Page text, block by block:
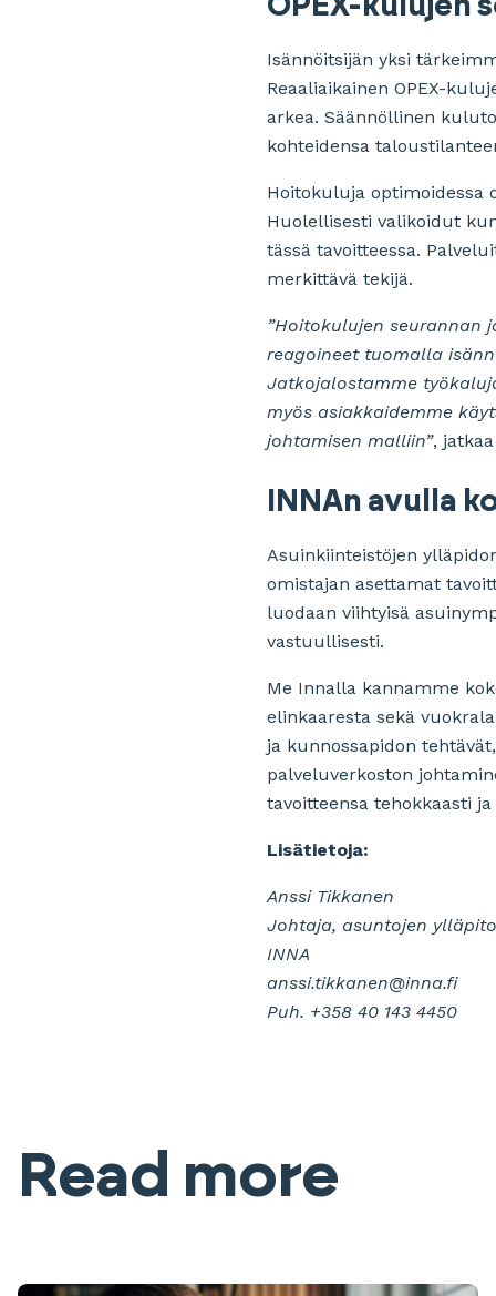
OPEX-kulujen
Isännöitsijän yksi
Reaaliaikainen OPEX-
arkea. Säännöllinen
kohteidensa
Hoitokuluja optimoidessa
Huolellisesti valikoidut
tässä tavoitteessa.
merkittävä tekijä.
”Hoitokulujen seurannan
reagoineet tuomalla
Jatkojalostamme
myös asiakkaidemme
johtamisen malliin”,
INNAn avulla
Asuinkiinteistöjen
omistajan asettamat
luodaan viihtyisä
vastuullisesti.
Me Innalla kannamme
elinkaaresta sekä
ja kunnossapidon
palveluverkoston
tavoitteensa tehokkaasti
Lisätietoja:
Anssi Tikkanen
Johtaja, asuntojen ylläpito
INNA
anssi.tikkanen@inna.fi
Puh. +358 40 143 4450
Read more